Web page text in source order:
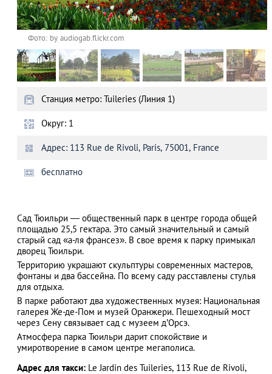
АЗАД
Фото: by audiogab.flickr.com
Станция метро: Tuileries (Линия 1)
Округ: 1
Адрес: 113 Rue de Rivoli, Paris, 75001, France
бесплатно
Сад Тюильри — общественный парк в центре города общей
площадью 25,5 гектара. Это самый значительный и самый
старый сад «а-ля франсез». В свое время к парку примыкал
дворец Тюильри.
Территорию украшают скульптуры современных мастеров,
фонтаны и два бассейна. По всему саду расставлены стулья
для отдыха.
В парке работают два художественных музея: Национальная
галерея Же-де-Пом и музей Оранжери. Пешеходный мост
через Сену связывает сад с музеем д’Орсэ.
Атмосфера парка Тюильри дарит спокойствие и
умиротворение в самом центре мегаполиса.
Адрес для такси: Le Jardin des Tuileries, 113 Rue de Rivoli,